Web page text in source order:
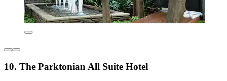
10. The Parktonian All Suite Hotel